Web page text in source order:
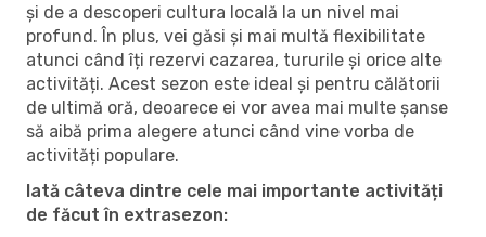
și de a descoperi cultura locală la un nivel mai
profund. În plus, vei găsi și mai multă flexibilitate
atunci când îți rezervi cazarea, tururile și orice alte
activități. Acest sezon este ideal și pentru călătorii
de ultimă oră, deoarece ei vor avea mai multe șanse
să aibă prima alegere atunci când vine vorba de
activități populare.
Iată câteva dintre cele mai importante activități
de făcut în extrasezon: